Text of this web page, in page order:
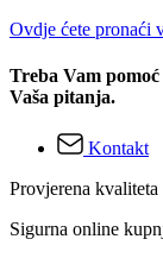
Ovdje ćete pronaći
Treba Vam
Vaša pitanja.
Kontakt
Provjerena kvaliteta
Sigurna online